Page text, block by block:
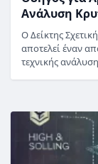
Ανάλυση
Ο Δείκτης
αποτελεί έναν
τεχνικής